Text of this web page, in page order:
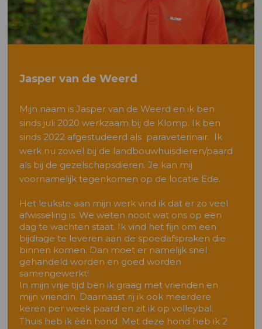
Jasper van de Weerd
Mijn naam is Jasper van de Weerd en ik ben
sinds juli 2020 werkzaam bij de Klomp. Ik ben
sinds 2022 afgestudeerd als paraveterinair. Ik
werk nu zowel bij de landbouwhuisdieren/paard
als bij de gezelschapsdieren. Je kan mij
voornamelijk tegenkomen op de locatie Ede.
Het leukste aan mijn werk vind ik dat er zo veel
afwisseling is. We weten nooit wat ons op een
dag te wachten staat. Ik vind het fijn om een
bijdrage te leveren aan de spoedafspraken die
binnen komen. Dan moet er namelijk snel
gehandeld worden en goed worden
samengewerkt!
In mijn vrije tijd ben ik graag met vrienden en
mijn vriendin. Daarnaast rij ik ook meerdere
keren per week paard en zit ik op volleybal.
Thuis heb ik één hond. Met deze hond heb ik 2